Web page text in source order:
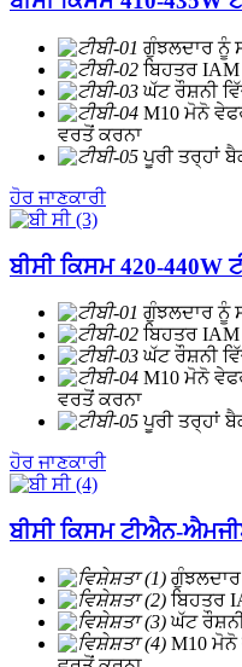
ਗੁੰਝਲਦਾਰ ਨੂੰ
ਬਿਹਤਰ
ਘੱਟ ਰੌਸ਼ਨੀ
M10 ਮੋਨੋ
ਵਰਤੋਂ ਕਰਨਾ
ਪੂਰੀ ਤਰ੍ਹਾਂ
ਹੋਰ ਜਾਣਕਾਰੀ
ਬੀਸੀ ਕਿਸਮ 420-440W
ਗੁੰਝਲਦਾਰ ਨੂੰ
ਬਿਹਤਰ
ਘੱਟ ਰੌਸ਼ਨੀ
M10 ਮੋਨੋ
ਵਰਤੋਂ ਕਰਨਾ
ਪੂਰੀ ਤਰ੍ਹਾਂ
ਹੋਰ ਜਾਣਕਾਰੀ
ਬੀਸੀ ਕਿਸਮ ਟੀਐਨ-
ਬਿਹਤਰ
ਘੱਟ
M10